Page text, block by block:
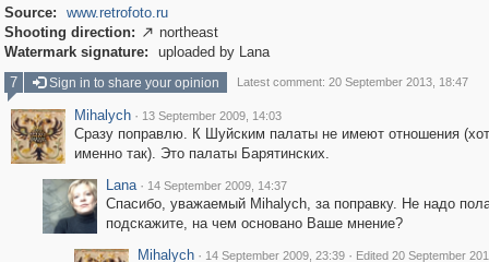
Source:
www.retrofoto.ru
Shooting direction:  northeast
Watermark signature:
uploaded by Lana
7
Sign in to share your opinion Latest comment: 20 September 2013, 18:47
Mihalych · 13 September 2009, 14:03
Сразу поправлю. К Шуйским палаты не имеют отношения
именно так). Это палаты Барятинских.
Lana · 14 September 2009, 14:37
Спасибо, уважаемый Mihalych, за поправку. Не надо
подскажите, на чем основано Ваше мнение?
Mihalych · 14 September 2009, 23:39 · Edited 20 September